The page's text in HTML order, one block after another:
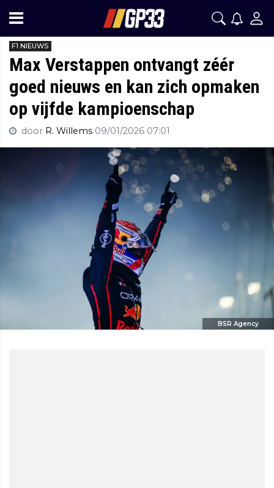
F1 NIEUWS
Max Verstappen ontvangt zéér
goed nieuws en kan zich opmaken
op vijfde kampioenschap
door R. Willems 09/01/2026 07:01
BSR Agency